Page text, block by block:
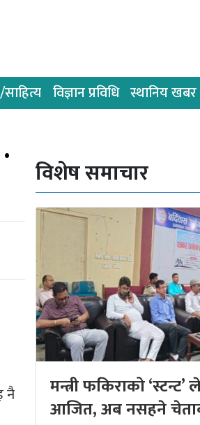
विज्ञान प्रविधि स्थानिय खबर
नै
विशेष समाचार
मन्त्री फकिराको
आजित, अब नसहने